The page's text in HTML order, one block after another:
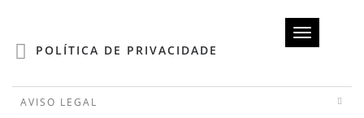
Toggle
POLÍTICA DE PRIVACIDADE
AVISO LEGAL